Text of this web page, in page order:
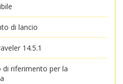
di lancio
14.5.1
di riferimento per la